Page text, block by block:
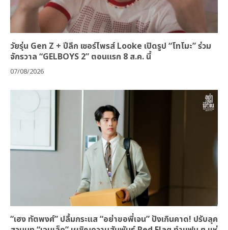
วัยรุ่น Gen Z + ปีลึก เซอร์ไพรส์ Looke เปิดรูป “โทโมะ” ร่วม
จักรวาล “GELBOYS 2” ตอนแรก 8 ส.ค. นี้
07/08/2026
“เฮง ทัตพงศ์” ปลื้มกระแส “อย่าขอพี่เจน” ปังเกินคาด! ปรับลุค